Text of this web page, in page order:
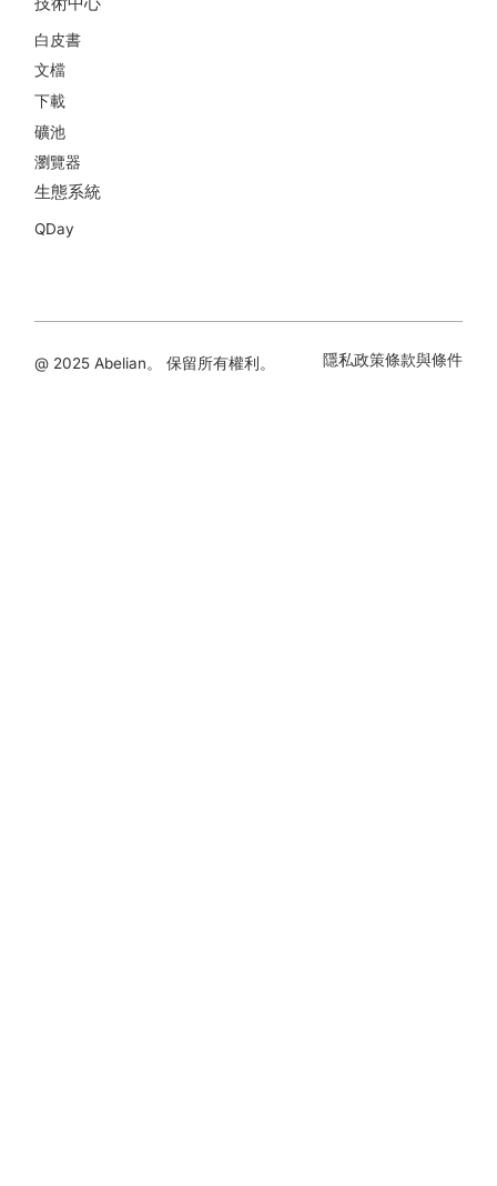
白皮書
文檔
下載
礦池
瀏覽器
生態系統
QDay
@ 2025 Abelian。 保留所有權利。 隱私政策條款與條件